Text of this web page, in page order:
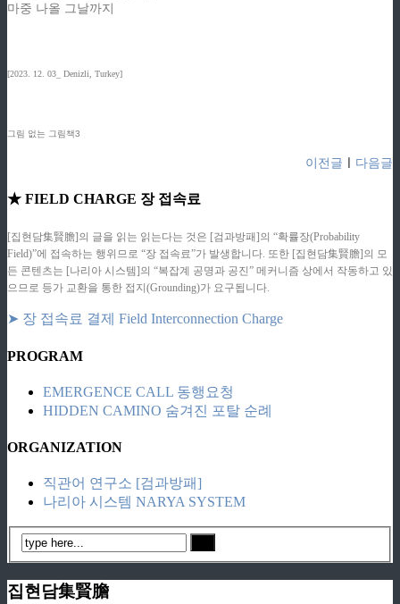
마중 나올 그날까지
[2023. 12. 03_ Denizli, Turkey]
그림 없는 그림책3
이전글 다음글
★ FIELD CHARGE 장 접속료
[집현담集賢膽]의 글을 읽는 읽는다는 것은 [검과방패]의 “확률장(Probability
Field)”에 접속하는 행위므로 “장 접속료”가 발생합니다. 또한 [집현담集賢膽]의 모
든 콘텐츠는 [나리아 시스템]의 “복잡계 공명과 공진” 메커니즘 상에서 작동하고 있
으므로 등가 교환을 통한 접지(Grounding)가 요구됩니다.
➤ 장 접속료 결제 Field Interconnection Charge
PROGRAM
EMERGENCE CALL 동행요청
HIDDEN CAMINO 숨겨진 포탈 순례
ORGANIZATION
직관어 연구소 [검과방패]
나리아 시스템 NARYA SYSTEM
집현담集賢膽